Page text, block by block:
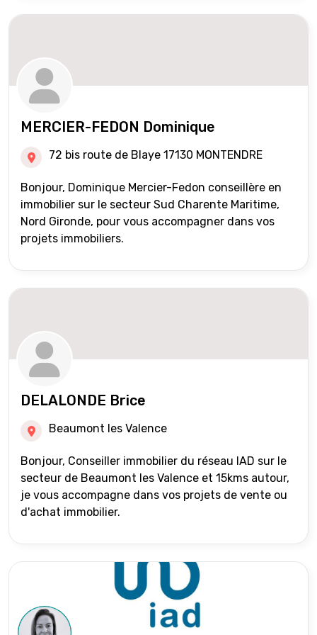
MERCIER-FEDON Dominique
72 bis route de Blaye 17130 MONTENDRE
Bonjour, Dominique Mercier-Fedon conseillère en
immobilier sur le secteur Sud Charente Maritime,
Nord Gironde, pour vous accompagner dans vos
projets immobiliers.
DELALONDE Brice
Beaumont les Valence
Bonjour, Conseiller immobilier du réseau IAD sur le
secteur de Beaumont les Valence et 15kms autour,
je vous accompagne dans vos projets de vente ou
d'achat immobilier.